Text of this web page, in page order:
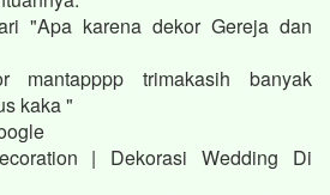
"Apa karena dekor Gereja dan
mantapppp trimakasih banyak
kaka "
| Dekorasi Wedding Di